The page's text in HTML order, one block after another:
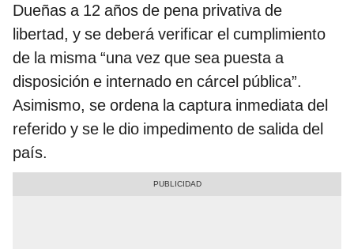
Dueñas a 12 años de pena privativa de
libertad, y se deberá verificar el cumplimiento
de la misma “una vez que sea puesta a
disposición e internado en cárcel pública”.
Asimismo, se ordena la captura inmediata del
referido y se le dio impedimento de salida del
país.